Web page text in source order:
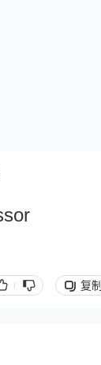
复制